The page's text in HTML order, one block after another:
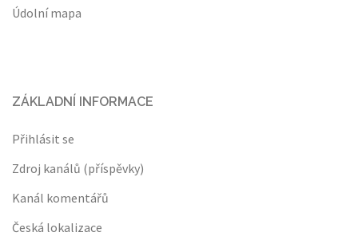
Údolní mapa
ZÁKLADNÍ INFORMACE
Přihlásit se
Zdroj kanálů (příspěvky)
Kanál komentářů
Česká lokalizace